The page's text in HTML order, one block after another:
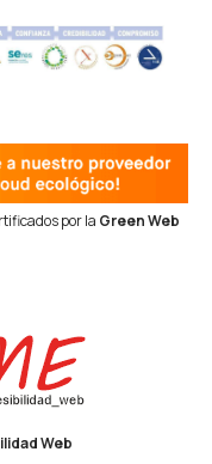
por la Green Web
Web